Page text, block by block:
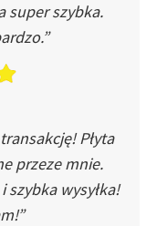
super szybka.
Płyta
przeze mnie.
wysyłka!